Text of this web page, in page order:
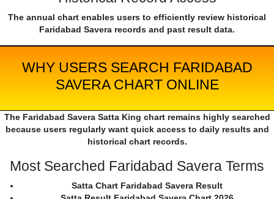
The annual chart enables users to efficiently review historical
Faridabad Savera records and past result data.
WHY USERS SEARCH FARIDABAD
SAVERA CHART ONLINE
The Faridabad Savera Satta King chart remains highly searched
because users regularly want quick access to daily results and
historical chart records.
Most Searched Faridabad Savera Terms
Satta Chart Faridabad Savera Result